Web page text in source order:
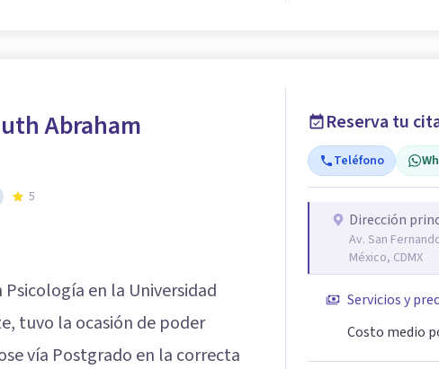
Abraham
5
Psicología en la Universidad
tuvo la ocasión de poder
vía Postgrado en la correcta
Reserva tu
Teléfono
Dirección
Av. San
México, CDMX
Servicios y
Costo medio